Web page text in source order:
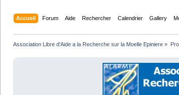
Accueil Forum Aide Rechercher Calendrier Gallery
Association Libre d'Aide a la Recherche sur la Moelle Epiniere »